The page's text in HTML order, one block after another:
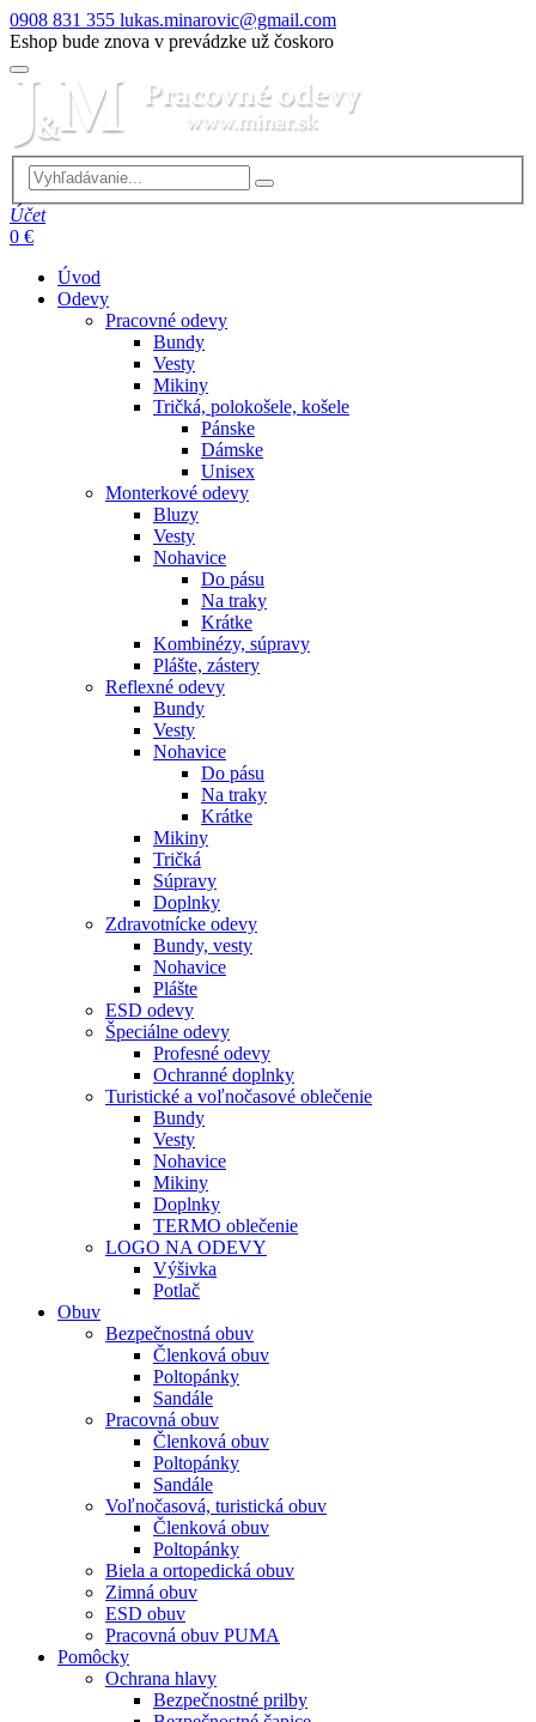
0908 831 355 lukas.minarovic@gmail.com
Eshop bude znova v prevádzke už čoskoro
Účet
0 €
Úvod
Odevy
Pracovné odevy
Bundy
Vesty
Mikiny
Tričká, polokošele, košele
Pánske
Dámske
Unisex
Monterkové odevy
Bluzy
Vesty
Nohavice
Do pásu
Na traky
Krátke
Kombinézy, súpravy
Plášte, zástery
Reflexné odevy
Bundy
Vesty
Nohavice
Do pásu
Na traky
Krátke
Mikiny
Tričká
Súpravy
Doplnky
Zdravotnícke odevy
Bundy, vesty
Nohavice
Plášte
ESD odevy
Špeciálne odevy
Profesné odevy
Ochranné doplnky
Turistické a voľnočasové oblečenie
Bundy
Vesty
Nohavice
Mikiny
Doplnky
TERMO oblečenie
LOGO NA ODEVY
Výšivka
Potlač
Obuv
Bezpečnostná obuv
Členková obuv
Poltopánky
Sandále
Pracovná obuv
Členková obuv
Poltopánky
Sandále
Voľnočasová, turistická obuv
Členková obuv
Poltopánky
Biela a ortopedická obuv
Zimná obuv
ESD obuv
Pracovná obuv PUMA
Pomôcky
Ochrana hlavy
Bezpečnostné prilby